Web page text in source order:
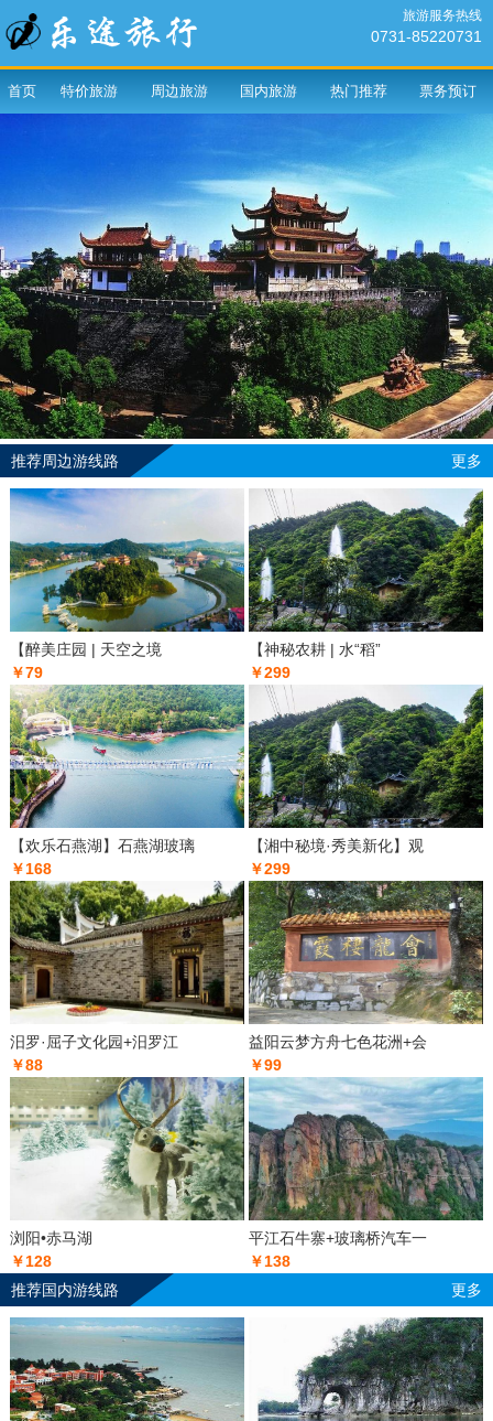
旅游服务热线
0731-85220731
首页 特价旅游 周边旅游 国内旅游 热门推荐 票务预订
推荐周边游线路 更多
【醉美庄园 | 天空之境
￥79
【神秘农耕 | 水“稻”
￥299
【欢乐石燕湖】石燕湖玻璃
￥168
【湘中秘境·秀美新化】观
￥299
汨罗·屈子文化园+汨罗江
￥88
益阳云梦方舟七色花洲+会
￥99
浏阳•赤马湖
￥128
平江石牛寨+玻璃桥汽车一
￥138
推荐国内游线路
更多